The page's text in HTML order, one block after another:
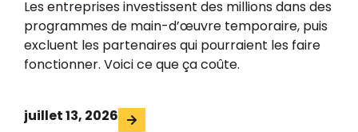
Les entreprises investissent des millions dans des
programmes de main-d’œuvre temporaire, puis
excluent les partenaires qui pourraient les faire
fonctionner. Voici ce que ça coûte.
juillet 13, 2026